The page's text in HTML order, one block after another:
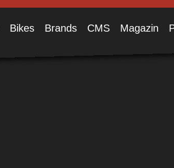
Bikes Brands CMS Magazin